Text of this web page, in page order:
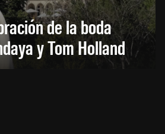
de la boda
y Tom Holland